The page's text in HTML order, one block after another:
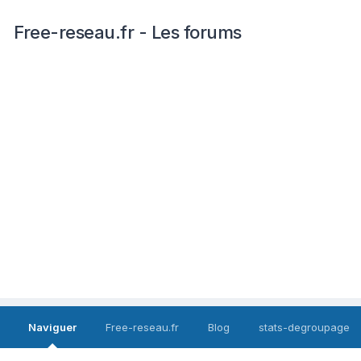
Free-reseau.fr - Les forums
Naviguer Free-reseau.fr Blog stats-degroupage